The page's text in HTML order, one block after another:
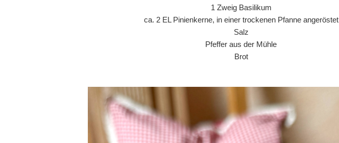
1 Zweig Basilikum
ca. 2 EL Pinienkerne, in einer trockenen Pfanne angeröstet
Salz
Pfeffer aus der Mühle
Brot